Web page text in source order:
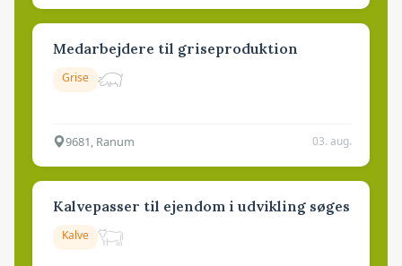
Medarbejdere til griseproduktion
Grise
9681, Ranum 03. aug.
Kalvepasser til ejendom i udvikling søges
Kalve